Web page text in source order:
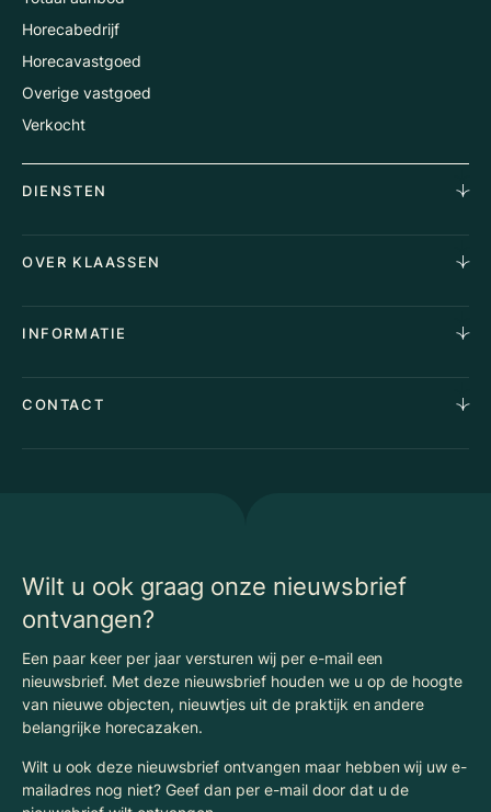
Horecabedrijf
Horecavastgoed
Overige vastgoed
Verkocht
DIENSTEN
Aankoopopdracht
Stille verkoop
Taxaties
Advies
OVER KLAASSEN
Waarom Klaassen
Vacatures
Algemene voorwaarden
INFORMATIE
Vergunningen
CONTACT
Wilt u ook graag onze nieuwsbrief
ontvangen?
Een paar keer per jaar versturen wij per e-mail een
nieuwsbrief. Met deze nieuwsbrief houden we u op de hoogte
van nieuwe objecten, nieuwtjes uit de praktijk en andere
belangrijke horecazaken.
Wilt u ook deze nieuwsbrief ontvangen maar hebben wij uw e-
mailadres nog niet? Geef dan per e-mail door dat u de